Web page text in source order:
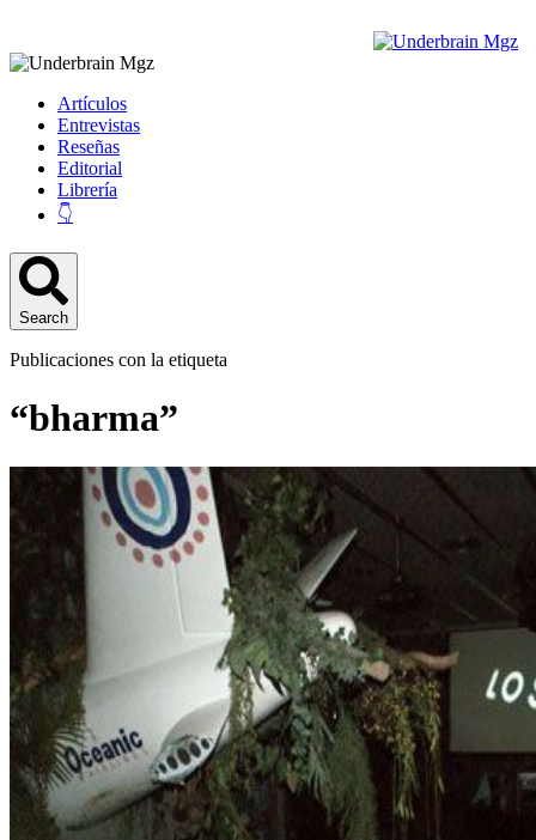
Artículos
Entrevistas
Reseñas
Editorial
Librería
👇
Search
Publicaciones con la etiqueta
“bharma”